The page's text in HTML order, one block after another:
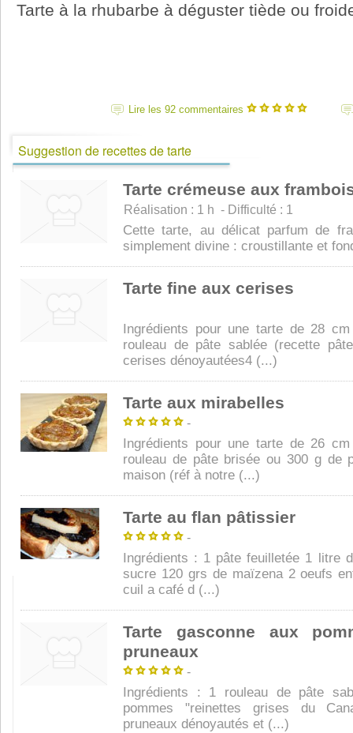
Tarte à la rhubarbe à déguster tiède ou
Lire les 92 commentaires
Suggestion de recettes de tarte
Tarte crémeuse aux
Réalisation : 1 h - Difficulté : 1
Cette tarte, au délicat parfum de
simplement divine : croustillante et
Tarte fine aux cerises
Ingrédients pour une tarte de 28
rouleau de pâte sablée (recette
cerises dénoyautées4 (...)
Tarte aux mirabelles
-
Ingrédients pour une tarte de 26
rouleau de pâte brisée ou 300 g de
maison (réf à notre (...)
Tarte au flan pâtissier
-
Ingrédients : 1 pâte feuilletée 1 litre
sucre 120 grs de maïzena 2 oeufs
cuil a café d (...)
Tarte gasconne aux
pruneaux
-
Ingrédients : 1 rouleau de pâte
pommes "reinettes grises du
pruneaux dénoyautés et (...)